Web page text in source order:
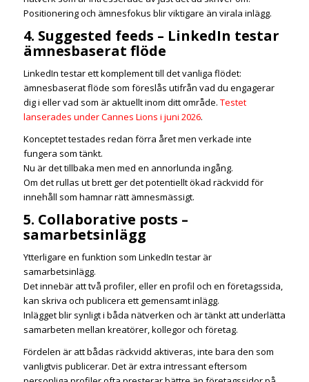
Positionering och ämnesfokus blir viktigare än virala inlägg.
4. Suggested feeds – LinkedIn testar
ämnesbaserat flöde
LinkedIn testar ett komplement till det vanliga flödet:
ämnesbaserat flöde som föreslås utifrån vad du engagerar
dig i eller vad som är aktuellt inom ditt område. Testet
lanserades under Cannes Lions i juni 2026.
Konceptet testades redan förra året men verkade inte
fungera som tänkt.
Nu är det tillbaka men med en annorlunda ingång.
Om det rullas ut brett ger det potentiellt ökad räckvidd för
innehåll som hamnar rätt ämnesmässigt.
5. Collaborative posts –
samarbetsinlägg
Ytterligare en funktion som LinkedIn testar är
samarbetsinlägg.
Det innebär att två profiler, eller en profil och en företagssida,
kan skriva och publicera ett gemensamt inlägg.
Inlägget blir synligt i båda nätverken och är tänkt att underlätta
samarbeten mellan kreatörer, kollegor och företag.
Fördelen är att bådas räckvidd aktiveras, inte bara den som
vanligtvis publicerar. Det är extra intressant eftersom